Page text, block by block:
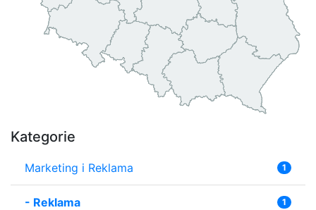
Kategorie
Marketing i Reklama 1
- Reklama 1